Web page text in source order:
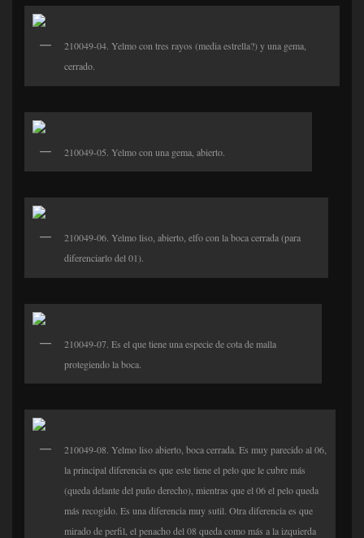
210049-04. Yelmo con tres rayos (media estrella?) y una gema,
cerrado.
210049-05. Yelmo con una gema, abierto.
210049-06. Yelmo liso, abierto, elfo con la boca cerrada (para
diferenciarlo del 01).
210049-07. Es el que tiene una especie de cota de malla
protegiendo la boca.
210049-08. Yelmo liso abierto, boca cerrada. Es muy parecido al 06,
la principal diferencia es que este tiene el pelo que le cubre más
(queda delante del puño derecho), mientras que el 06 el pelo queda
más recogido. Es una diferencia muy sutil. Otra diferencia es que
mirado de perfil, el penacho del 08 queda como más a la izquierda